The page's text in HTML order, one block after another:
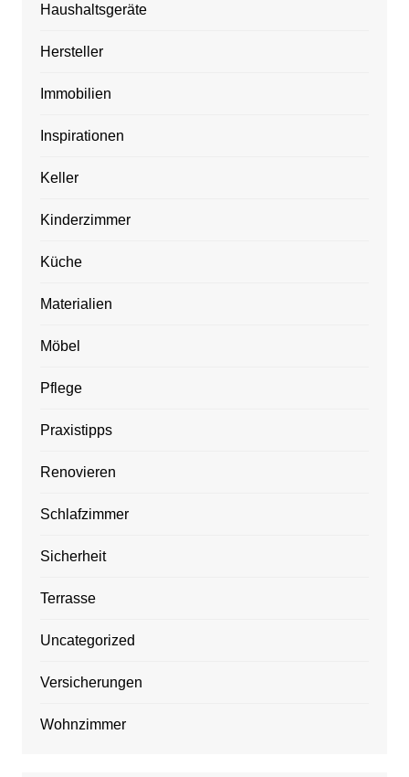
Haushaltsgeräte
Hersteller
Immobilien
Inspirationen
Keller
Kinderzimmer
Küche
Materialien
Möbel
Pflege
Praxistipps
Renovieren
Schlafzimmer
Sicherheit
Terrasse
Uncategorized
Versicherungen
Wohnzimmer